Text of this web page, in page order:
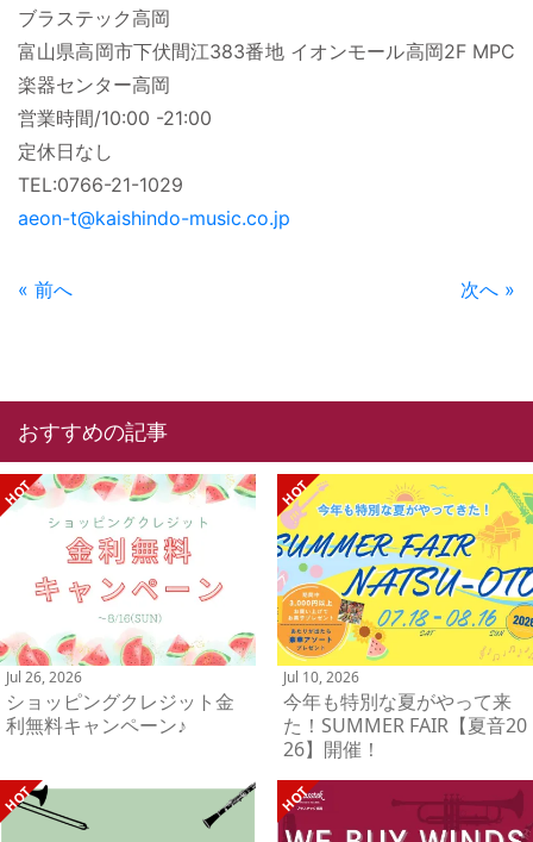
ブラステック高岡
富山県高岡市下伏間江383番地 イオンモール高岡2F MPC
楽器センター高岡
営業時間/10:00 -21:00
定休日なし
TEL:0766-21-1029
aeon-t@kaishindo-music.co.jp
« 前へ 次へ »
おすすめの記事
Jul 26, 2026
ショッピングクレジット金
利無料キャンペーン♪
Jul 10, 2026
今年も特別な夏がやって来
た！SUMMER FAIR【夏音20
26】開催！